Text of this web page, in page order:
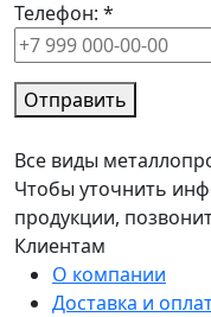
Телефон: *
Отправить
Все виды
Чтобы уточнить
продукции,
Клиентам
О компании
Доставка и